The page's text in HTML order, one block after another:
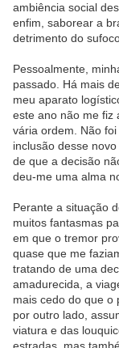
ambiência social
enfim, saborear a
detrimento do
Pessoalmente,
passado. Há mais
meu aparato
este ano não me fiz
vária ordem. Não
inclusão desse
de que a decisão
deu-me uma alma
Perante a situação
muitos fantasmas
em que o tremor
quase que me
tratando de uma
amadurecida, a
mais cedo do que o
por outro lado,
viatura e das